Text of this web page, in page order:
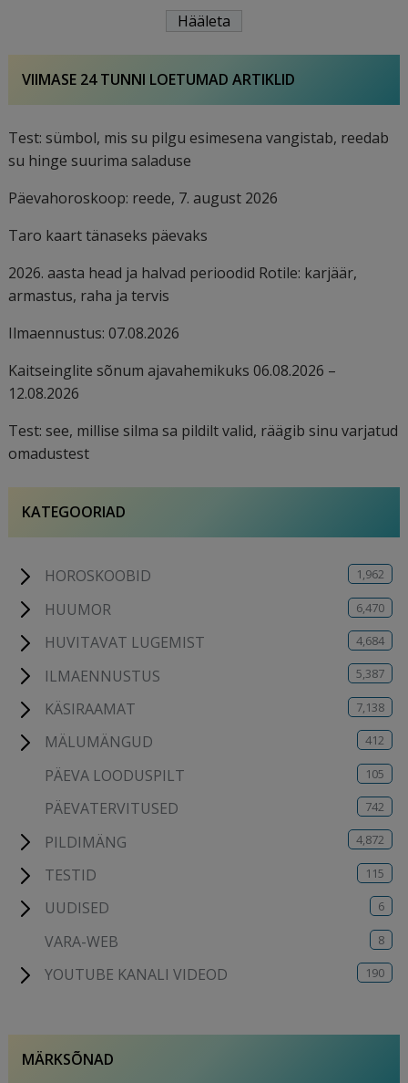
VIIMASE 24 TUNNI LOETUMAD ARTIKLID
Test: sümbol, mis su pilgu esimesena vangistab, reedab
su hinge suurima saladuse
Päevahoroskoop: reede, 7. august 2026
Taro kaart tänaseks päevaks
2026. aasta head ja halvad perioodid Rotile: karjäär,
armastus, raha ja tervis
Ilmaennustus: 07.08.2026
Kaitseinglite sõnum ajavahemikuks 06.08.2026 –
12.08.2026
Test: see, millise silma sa pildilt valid, räägib sinu varjatud
omadustest
KATEGOORIAD
HOROSKOOBID 1,962
HUUMOR 6,470
HUVITAVAT LUGEMIST 4,684
ILMAENNUSTUS 5,387
KÄSIRAAMAT 7,138
MÄLUMÄNGUD 412
PÄEVA LOODUSPILT 105
PÄEVATERVITUSED 742
PILDIMÄNG 4,872
TESTID 115
UUDISED 6
VARA-WEB 8
YOUTUBE KANALI VIDEOD 190
MÄRKSÕNAD